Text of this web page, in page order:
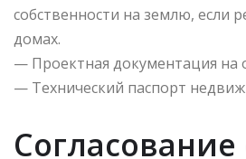
собственности на землю, если
домах.
— Проектная документация на
— Технический паспорт
Согласование